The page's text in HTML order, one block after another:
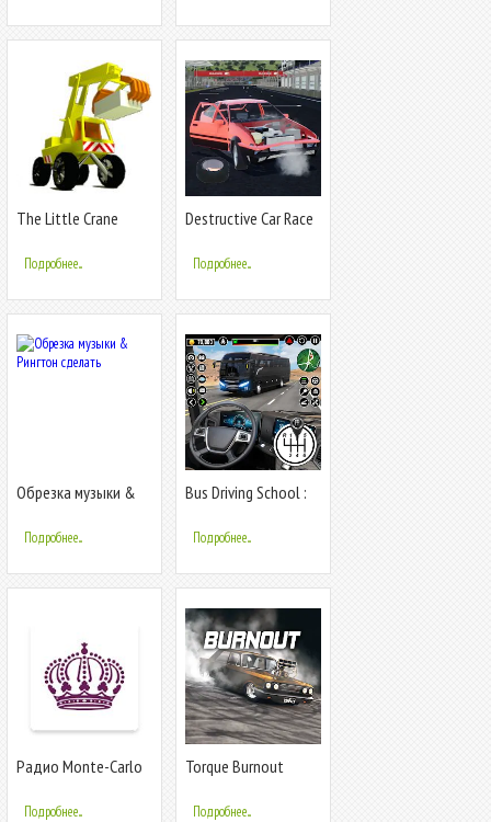
The Little Crane
Подробнее...
Destructive Car Race
Подробнее...
Обрезка музыки &
Подробнее...
Bus Driving School :
Подробнее...
Радио Monte-Carlo
Подробнее...
Torque Burnout
Подробнее...